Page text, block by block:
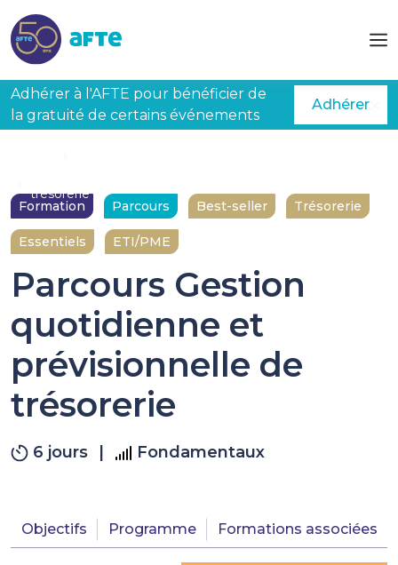
Adhérer à l'AFTE pour bénéficier de
la gratuité de certains événements
Adhérer
trésorerie
Formation Parcours Best-seller Trésorerie
Essentiels ETI/PME
Parcours Gestion
quotidienne et
prévisionnelle de
trésorerie
6 jours Fondamentaux
Objectifs Programme Formations associées